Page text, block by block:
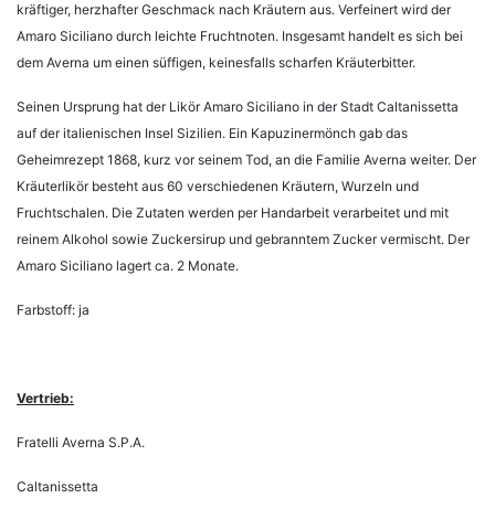
kräftiger, herzhafter Geschmack nach Kräutern aus. Verfeinert wird der
Amaro Siciliano durch leichte Fruchtnoten. Insgesamt handelt es sich bei
dem Averna um einen süffigen, keinesfalls scharfen Kräuterbitter.
Seinen Ursprung hat der Likör Amaro Siciliano in der Stadt Caltanissetta
auf der italienischen Insel Sizilien. Ein Kapuzinermönch gab das
Geheimrezept 1868, kurz vor seinem Tod, an die Familie Averna weiter. Der
Kräuterlikör besteht aus 60 verschiedenen Kräutern, Wurzeln und
Fruchtschalen. Die Zutaten werden per Handarbeit verarbeitet und mit
reinem Alkohol sowie Zuckersirup und gebranntem Zucker vermischt. Der
Amaro Siciliano lagert ca. 2 Monate.
Farbstoff: ja
Vertrieb:
Fratelli Averna S.P.A.
Caltanissetta